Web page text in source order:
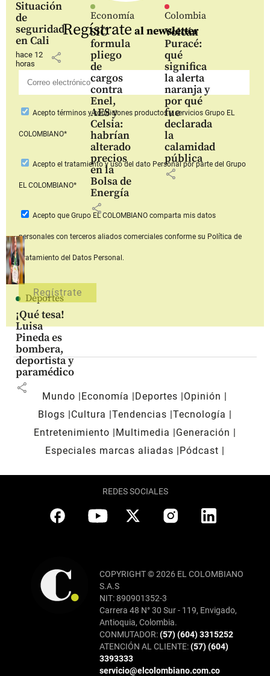
Situación
de
seguridad
en Cali
hace 12
horas
share
Economía
SIC
formula
pliego
de
cargos
contra
Enel,
AES y
Celsia:
habrían
alterado
precios
en la
Bolsa de
Energía
share
Colombia
Volcán
Puracé:
qué
significa
la alerta
naranja y
por qué
fue
declarada
la
calamidad
pública
share
Deportes
¡Qué tesa!
Luisa
Pineda es
bombera,
deportista y
paramédico
share
Regístrate al newsletter
Aceptotérminos y condiciones productos y serviciosGrupo EL
COLOMBIANO*
Acepto el tratamiento y uso del dato Personalpor parte del Grupo
EL COLOMBIANO*
Acepto que Grupo EL COLOMBIANOcomparta mis datos
personales con terceros aliados comerciales conforme su Política de
Tratamiento del Datos Personal.
Mundo Economía Deportes
Opinión
Blogs
Cultura Tendencias Tecnología
Entretenimiento
Multimedia
Generación
Especiales marcas aliadas
Pódcast
REDES SOCIALES
COPYRIGHT © 2026 EL COLOMBIANO
S.A.S
NIT: 890901352-3
Carrera 48 N° 30 Sur - 119, Envigado,
Antioquia, Colombia.
CONMUTADOR:(57) (604) 3315252
ATENCIÓN AL CLIENTE:(57) (604)
3393333
servicio@elcolombiano.com.co